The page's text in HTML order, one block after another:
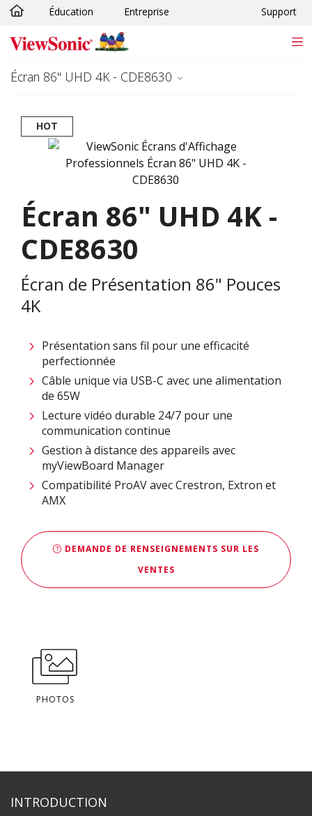
Passer au contenu principal
Éducation Entreprise Support
Écran 86" UHD 4K - CDE8630
HOT
Écran 86" UHD 4K -
CDE8630
Écran de Présentation 86" Pouces
4K
Présentation sans fil pour une efficacité
perfectionnée
Câble unique via USB-C avec une alimentation
de 65W
Lecture vidéo durable 24/7 pour une
communication continue
Gestion à distance des appareils avec
myViewBoard Manager
Compatibilité ProAV avec Crestron, Extron et
AMX
DEMANDE DE RENSEIGNEMENTS SUR LES
VENTES
PHOTOS
INTRODUCTION